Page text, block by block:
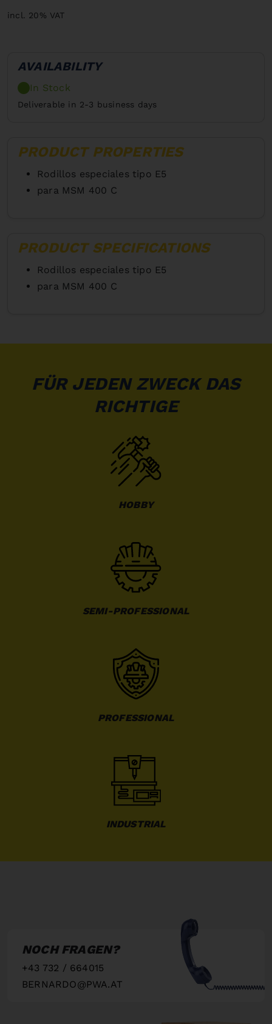
incl. 20% VAT
AVAILABILITY
In Stock
Deliverable in 2-3 business days
PRODUCT PROPERTIES
Rodillos especiales tipo E5
para MSM 400 C
PRODUCT SPECIFICATIONS
Rodillos especiales tipo E5
para MSM 400 C
FÜR JEDEN ZWECK DAS
RICHTIGE
HOBBY
SEMI-PROFESSIONAL
PROFESSIONAL
INDUSTRIAL
NOCH FRAGEN?
+43 732 / 664015
BERNARDO@PWA.AT